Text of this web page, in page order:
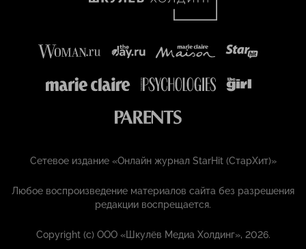
Сетевое издание «Онлайн журнал StarHit (СтарХит)»
Любое воспроизведение материалов сайта без разрешения
редакции воспрещается.
Copyright (с) ООО «Шкулёв Медиа Холдинг», 2026.